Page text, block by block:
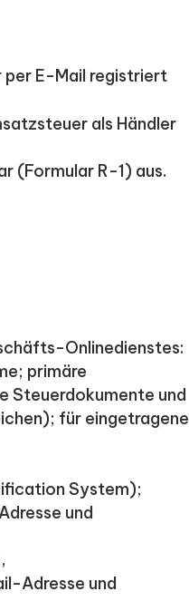
per E-Mail registriert
als Händler
(Formular R-1) aus.
Onlinedienstes:
primäre
Steuerdokumente und
für eingetragene
System);
und
Adresse und